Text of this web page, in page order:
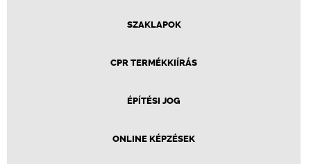
SZAKLAPOK
CPR TERMÉKKIÍRÁS
ÉPÍTÉSI JOG
ONLINE KÉPZÉSEK